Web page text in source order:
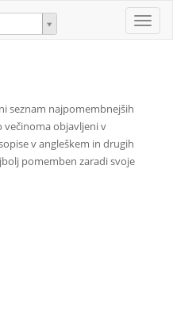
Toggle
seznam najpomembnejših
večinoma objavljeni v
v angleškem in drugih
pomemben zaradi svoje